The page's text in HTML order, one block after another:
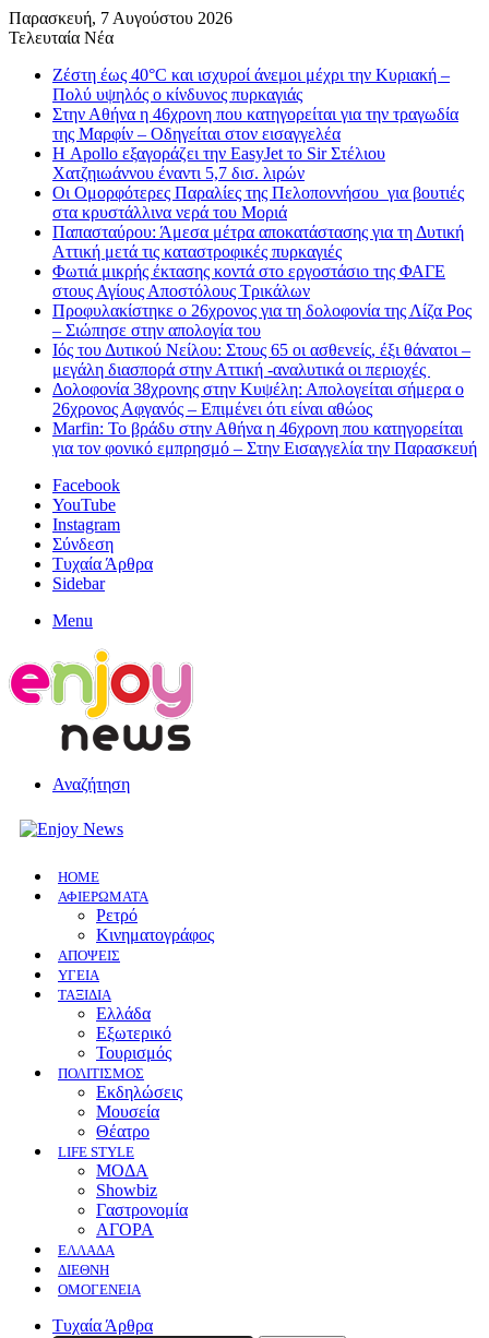
Παρασκευή, 7 Αυγούστου 2026
Τελευταία Νέα
Ζέστη έως 40°C και ισχυροί άνεμοι μέχρι την Κυριακή –
Πολύ υψηλός ο κίνδυνος πυρκαγιάς
Στην Αθήνα η 46χρονη που κατηγορείται για την τραγωδία
της Μαρφίν – Οδηγείται στον εισαγγελέα
Η Apollo εξαγοράζει την EasyJet το Sir Στέλιου
Χατζηιωάννου έναντι 5,7 δισ. λιρών
Οι Ομορφότερες Παραλίες της Πελοποννήσου για βουτιές
στα κρυστάλλινα νερά του Μοριά
Παπασταύρου: Άμεσα μέτρα αποκατάστασης για τη Δυτική
Αττική μετά τις καταστροφικές πυρκαγιές
Φωτιά μικρής έκτασης κοντά στο εργοστάσιο της ΦΑΓΕ
στους Αγίους Αποστόλους Τρικάλων
Προφυλακίστηκε ο 26χρονος για τη δολοφονία της Λίζα Ρος
– Σιώπησε στην απολογία του
Ιός του Δυτικού Νείλου: Στους 65 οι ασθενείς, έξι θάνατοι –
μεγάλη διασπορά στην Αττική -αναλυτικά οι περιοχές
Δολοφονία 38χρονης στην Κυψέλη: Απολογείται σήμερα ο
26χρονος Αφγανός – Επιμένει ότι είναι αθώος
Marfin: Το βράδυ στην Αθήνα η 46χρονη που κατηγορείται
για τον φονικό εμπρησμό – Στην Εισαγγελία την Παρασκευή
Facebook
YouTube
Instagram
Σύνδεση
Τυχαία Άρθρα
Sidebar
Menu
Αναζήτηση
HOME
ΑΦΙΕΡΩΜΑΤΑ
Ρετρό
Κινηματογράφος
ΑΠΟΨΕΙΣ
ΥΓΕΙΑ
ΤΑΞΙΔΙΑ
Ελλάδα
Εξωτερικό
Τουρισμός
ΠΟΛΙΤΙΣΜΟΣ
Eκδηλώσεις
Mουσεία
Θέατρο
LIFE STYLE
ΜΟΔΑ
Showbiz
Γαστρονομία
ΑΓΟΡΑ
ΕΛΛΆΔΑ
ΔΙΕΘΝΉ
ΟΜΟΓΈΝΕΙΑ
Τυχαία Άρθρα